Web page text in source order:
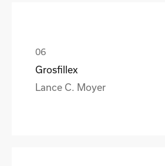
Grosfillex
Lance C. Moyer